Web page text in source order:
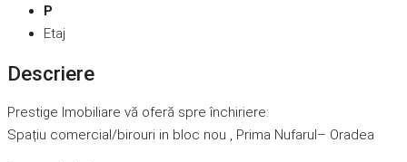
P
Etaj
Descriere
Prestige Imobiliare vă oferă spre închiriere:
Spațiu comercial/birouri in bloc nou , Prima Nufarul– Oradea